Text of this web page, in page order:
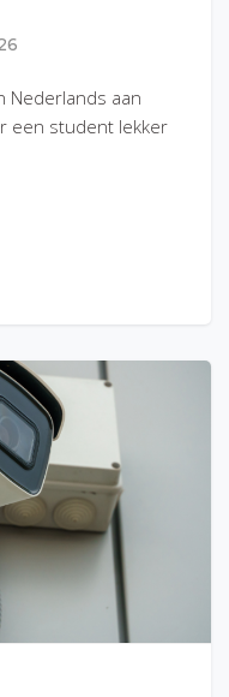
Nederlands aan
een student lekker